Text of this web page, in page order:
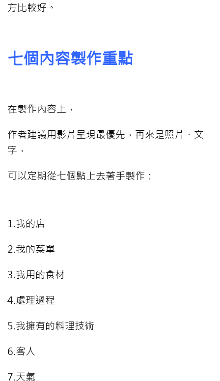
方比較好。
七個內容製作重點
在製作內容上，
作者建議用影片呈現最優先，再來是照片、文
字，
可以定期從七個點上去著手製作：
1.我的店
2.我的菜單
3.我用的食材
4.處理過程
5.我擁有的料理技術
6.客人
7.天氣